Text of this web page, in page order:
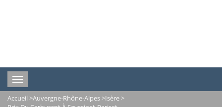
Toggle
navigation
Accueil >Auvergne-Rhône-Alpes>Isère>